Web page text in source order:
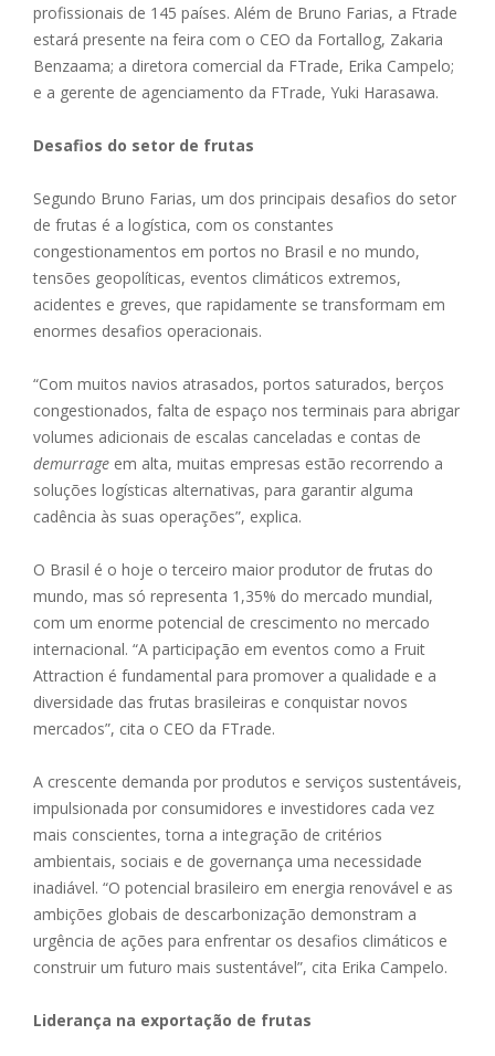
profissionais de 145 países. Além de Bruno Farias, a Ftrade
estará presente na feira com o CEO da Fortallog, Zakaria
Benzaama; a diretora comercial da FTrade, Erika Campelo;
e a gerente de agenciamento da FTrade, Yuki Harasawa.
Desafios do setor de frutas
Segundo Bruno Farias, um dos principais desafios do setor
de frutas é a logística, com os constantes
congestionamentos em portos no Brasil e no mundo,
tensões geopolíticas, eventos climáticos extremos,
acidentes e greves, que rapidamente se transformam em
enormes desafios operacionais.
“Com muitos navios atrasados, portos saturados, berços
congestionados, falta de espaço nos terminais para abrigar
volumes adicionais de escalas canceladas e contas de
demurrage em alta, muitas empresas estão recorrendo a
soluções logísticas alternativas, para garantir alguma
cadência às suas operações”, explica.
O Brasil é o hoje o terceiro maior produtor de frutas do
mundo, mas só representa 1,35% do mercado mundial,
com um enorme potencial de crescimento no mercado
internacional. “A participação em eventos como a Fruit
Attraction é fundamental para promover a qualidade e a
diversidade das frutas brasileiras e conquistar novos
mercados”, cita o CEO da FTrade.
A crescente demanda por produtos e serviços sustentáveis,
impulsionada por consumidores e investidores cada vez
mais conscientes, torna a integração de critérios
ambientais, sociais e de governança uma necessidade
inadiável. “O potencial brasileiro em energia renovável e as
ambições globais de descarbonização demonstram a
urgência de ações para enfrentar os desafios climáticos e
construir um futuro mais sustentável”, cita Erika Campelo.
Liderança na exportação de frutas